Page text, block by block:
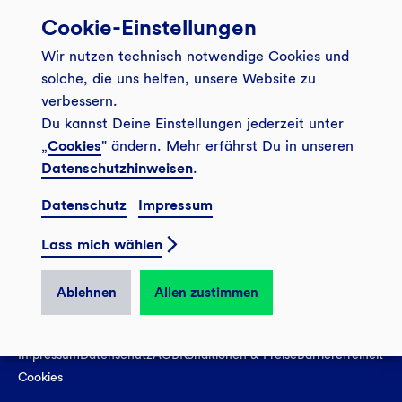
Banking App
Service
Onlinebanking Login
Sicheres Banking
FAQ
Kontakt
Newsletter
GLS Bank Magazin
Unsere Angebote
Girokonto
Mitgliederkonto
Tagesgeldkonto
Finanzieren
Investieren
Wo wirkt die GLS?
Weitersagen
Veranstaltungen
Filiale finden
Presse
Karriere
Kundenmagazin Bankspiegel
Sozial-ökologisch seit 1974
© 2026 GLS Gemeinschaftsbank eG
Vertrag widerrufen
ImpressumDatenschutzAGBKonditionen & PreiseBarrierefreiheit
Cookies
Cookie-Einstellungen
Wir nutzen technisch notwendige Cookies und
solche, die uns helfen, unsere Website zu
verbessern.
Du kannst Deine Einstellungen jederzeit unter
„Cookies" ändern. Mehr erfährst Du in unseren
Datenschutzhinweisen.
Datenschutz Impressum
Lass mich wählen
Ablehnen Allen zustimmen